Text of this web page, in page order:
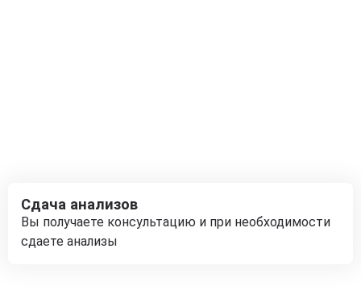
Сдача анализов
Вы получаете консультацию и при необходимости
сдаете анализы